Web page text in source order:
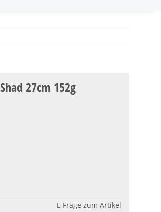
27cm 152g
Frage zum Artikel